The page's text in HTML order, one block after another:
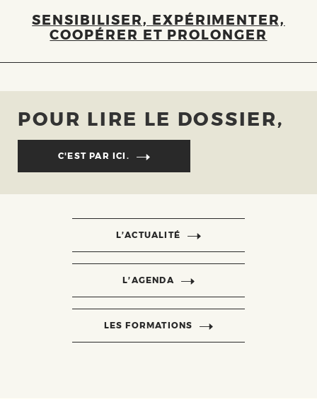
SENSIBILISER, EXPÉRIMENTER,
COOPÉRER ET PROLONGER
POUR LIRE LE DOSSIER,
C'EST PAR ICI.
L’ACTUALITÉ
L’AGENDA
LES FORMATIONS